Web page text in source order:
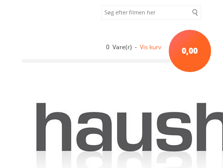
0 Vare(r) - Vis kurv 0,00
Sortiment uden kategori
STAND BY ME - 4K ULTRA HD
STEELBOOK [4K ULTRA HD ]